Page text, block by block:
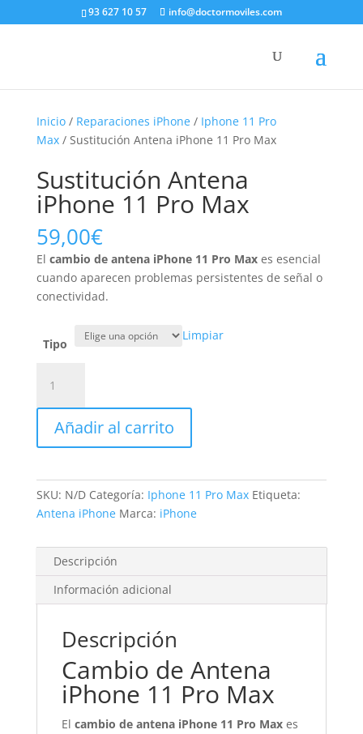
93 627 10 57 info@doctormoviles.com
Inicio/ Reparaciones iPhone/ Iphone 11 Pro
Max/ Sustitución Antena iPhone 11 Pro Max
Sustitución Antena
iPhone 11 Pro Max
59,00€
El cambio de antena iPhone 11 Pro Maxes esencial
cuando aparecen problemas persistentes de señal o
conectividad.
Tipo
Limpiar
Antena
iPhone
Pro
cantidad
Añadir al carrito
SKU: N/D Categoría: Iphone 11 Pro Max Etiqueta:
Antena iPhone Marca: iPhone
Descripción
Información adicional
Descripción
Cambio de Antena
iPhone 11 Pro Max
El cambio de antena iPhone 11 Pro Maxes